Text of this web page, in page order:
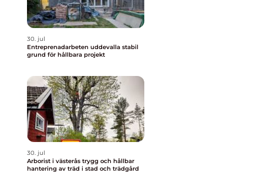
30. jul
Entreprenadarbeten uddevalla stabil
grund för hållbara projekt
30. jul
Arborist i västerås trygg och hållbar
hantering av träd i stad och trädgård